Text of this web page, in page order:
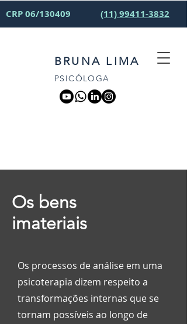
CRP 06/130409 (11) 99411-3832
BRUNA LIMA
PSICÓLOGA
Os bens
imateriais
Os processos de análise em uma
psicoterapia dizem respeito a
transformações internas que se
tornam possíveis ao longo de